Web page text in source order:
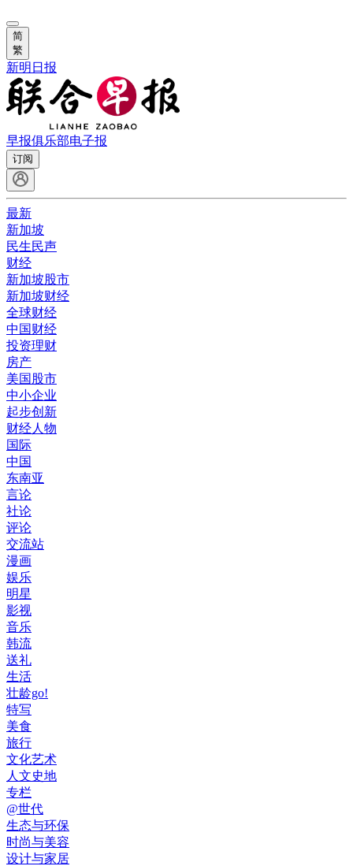
简
繁
新明日报
早报俱乐部电子报
订阅
最新
新加坡
民生民声
财经
新加坡股市
新加坡财经
全球财经
中国财经
投资理财
房产
美国股市
中小企业
起步创新
财经人物
国际
中国
东南亚
言论
社论
评论
交流站
漫画
娱乐
明星
影视
音乐
韩流
送礼
生活
壮龄go!
特写
美食
旅行
文化艺术
人文史地
专栏
@世代
生态与环保
时尚与美容
设计与家居